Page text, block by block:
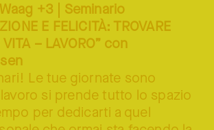
+3 | Seminario
E FELICITÀ: TROVARE
VITA – LAVORO” con
Le tue giornate sono
si prende tutto lo spazio
per dedicarti a quel